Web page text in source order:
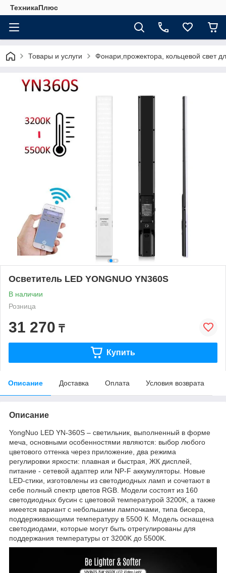
ТехникаПлюс
Товары и услуги Фонари,прожектора, кольцевой свет
Осветитель LED YONGNUO YN360S
В наличии
Розница
31 270 ₸
Купить
Описание Доставка Оплата Условия возврата
Описание
YongNuo LED YN-360S – светильник, выполненный в форме
меча, основными особенностями являются: выбор любого
цветового оттенка через приложение, два режима
регулировки яркости: плавная и быстрая, ЖК дисплей,
питание - сетевой адаптер или NP-F аккумуляторы. Новые
LED-стики, изготовлены из светодиодных ламп и сочетают в
себе полный спектр цветов RGB. Модели состоят из 160
светодиодных бусин с цветовой температурой 3200K, а также
имеется вариант с небольшими лампочками, типа бисера,
поддерживающими температуру в 5500 К. Модель оснащена
светодиодами, которые могут быть отрегулированы для
поддержания температуры от 3200K до 5500K.